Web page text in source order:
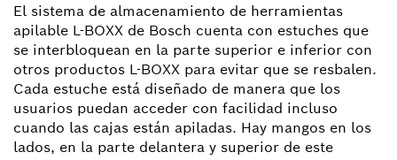
El sistema de almacenamiento de herramientas
apilable L-BOXX de Bosch cuenta con estuches que
se interbloquean en la parte superior e inferior con
otros productos L-BOXX para evitar que se resbalen.
Cada estuche está diseñado de manera que los
usuarios puedan acceder con facilidad incluso
cuando las cajas están apiladas. Hay mangos en los
lados, en la parte delantera y superior de este